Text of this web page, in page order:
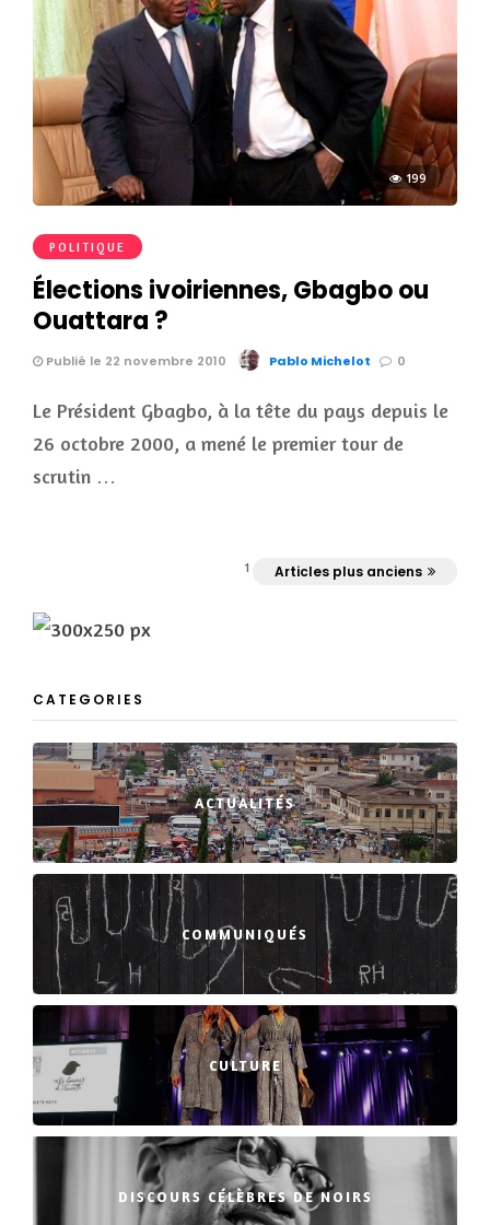
199
POLITIQUE
Élections ivoiriennes, Gbagbo ou
Ouattara ?
Publié le 22 novembre 2010 Pablo Michelot 0
Le Président Gbagbo, à la tête du pays depuis le
26 octobre 2000, a mené le premier tour de
scrutin …
1 Articles plus anciens
CATEGORIES
ACTUALITÉS
COMMUNIQUÉS
CULTURE
DISCOURS CÉLÈBRES DE NOIRS